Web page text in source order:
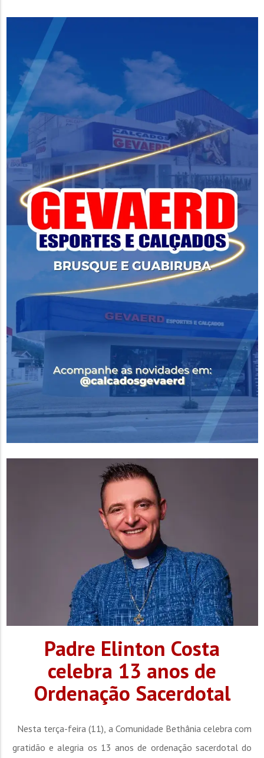
Padre Elinton Costa
celebra 13 anos de
Ordenação Sacerdotal
Nesta terça-feira (11), a Comunidade Bethânia celebra com
gratidão e alegria os 13 anos de ordenação sacerdotal do